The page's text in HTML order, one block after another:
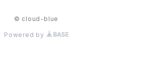
© cloud-blue
Powered by